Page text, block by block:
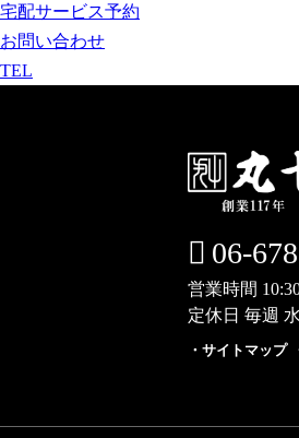
宅配サービス予約
お問い合わせ
TEL
06-
営業時間
定休日 毎週
サイトマップ